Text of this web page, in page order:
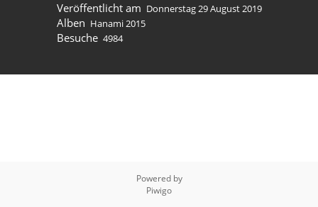
Veröffentlicht am Donnerstag 29 August 2019
Alben Hanami 2015
Besuche 4984
Powered by
Piwigo